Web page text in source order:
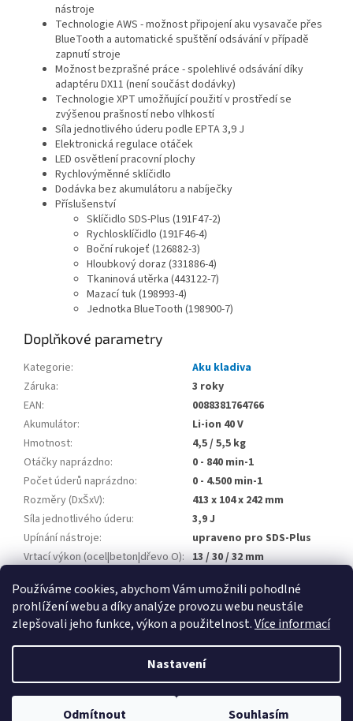
Používáme cookies, abychom Vám umožnili pohodlné
prohlížení webu a díky analýze provozu webu neustále
zlepšovali jeho funkce, výkon a použitelnost.Více informací
Nastavení
Odmítnout Souhlasím
nástroje
Technologie AWS - možnost připojení aku vysavače přes
BlueTooth a automatické spuštění odsávání v případě
zapnutí stroje
Možnost bezprašné práce - spolehlivé odsávání díky
adaptéru DX11 (není součást dodávky)
Technologie XPT umožňující použití v prostředí se
zvýšenou prašností nebo vlhkostí
Síla jednotlivého úderu podle EPTA 3,9 J
Elektronická regulace otáček
LED osvětlení pracovní plochy
Rychlovýměnné sklíčidlo
Dodávka bez akumulátoru a nabíječky
Příslušenství
Sklíčidlo SDS-Plus (191F47-2)
Rychlosklíčidlo (191F46-4)
Boční rukojeť (126882-3)
Hloubkový doraz (331886-4)
Tkaninová utěrka (443122-7)
Mazací tuk (198993-4)
Jednotka BlueTooth (198900-7)
Doplňkové parametry
Kategorie:
Aku kladiva
Záruka:
3 roky
EAN:
0088381764766
Akumulátor:
Li-ion 40 V
Hmotnost:
4,5 / 5,5 kg
Otáčky naprázdno:
0 - 840 min-1
Počet úderů naprázdno:
0 - 4.500 min-1
Rozměry (DxŠxV):
413 x 104 x 242 mm
Síla jednotlivého úderu:
3,9 J
Upínání nástroje:
upraveno pro SDS-Plus
Vrtací výkon (ocel|beton|dřevo O): 13 / 30 / 32 mm
Copyright 2026Petek. Všechna práva vyhrazena.Upravit nastavení